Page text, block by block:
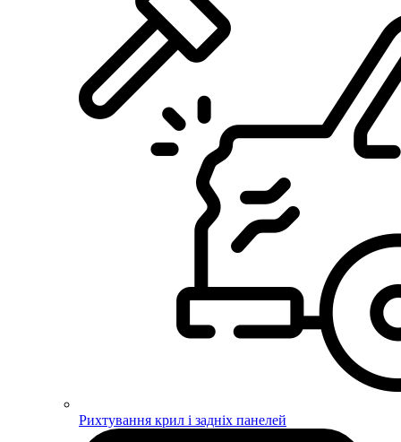
Рихтування крил і задніх панелей